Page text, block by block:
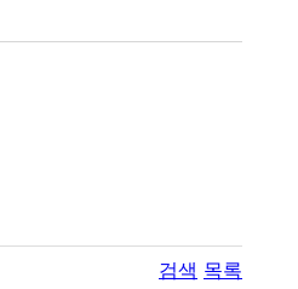
검색 목록